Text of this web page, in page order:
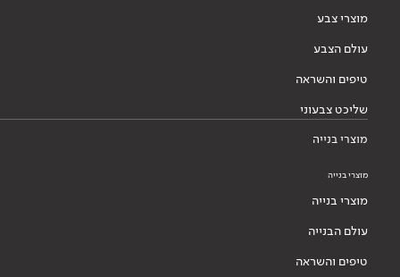
מוצרי צבע
עולם הצבע
טיפים והשראה
שליכט צבעוני
מוצרי בנייה
מוצרי בנייה
מוצרי בנייה
עולם הבנייה
טיפים והשראה